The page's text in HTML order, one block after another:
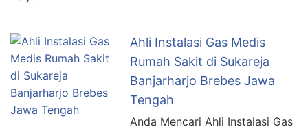
Ahli Instalasi Gas Medis
Rumah Sakit di Sukareja
Banjarharjo Brebes Jawa
Tengah
Anda Mencari Ahli Instalasi Gas